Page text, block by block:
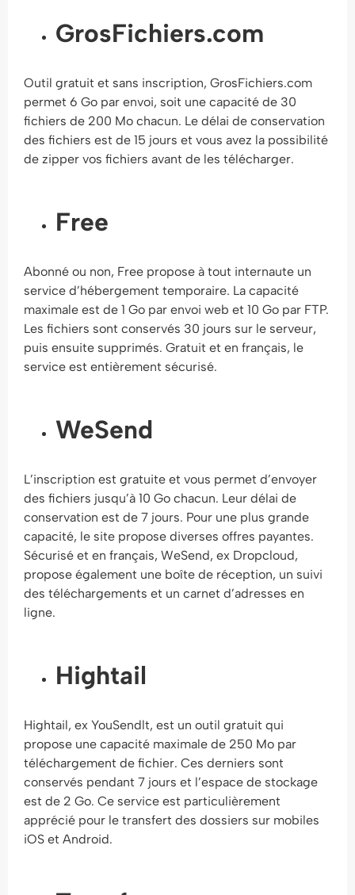
GrosFichiers.com
Outil gratuit et sans inscription, GrosFichiers.com
permet 6 Go par envoi, soit une capacité de 30
fichiers de 200 Mo chacun. Le délai de conservation
des fichiers est de 15 jours et vous avez la possibilité
de zipper vos fichiers avant de les télécharger.
Free
Abonné ou non, Free propose à tout internaute un
service d’hébergement temporaire. La capacité
maximale est de 1 Go par envoi web et 10 Go par FTP.
Les fichiers sont conservés 30 jours sur le serveur,
puis ensuite supprimés. Gratuit et en français, le
service est entièrement sécurisé.
WeSend
L’inscription est gratuite et vous permet d’envoyer
des fichiers jusqu’à 10 Go chacun. Leur délai de
conservation est de 7 jours. Pour une plus grande
capacité, le site propose diverses offres payantes.
Sécurisé et en français, WeSend, ex Dropcloud,
propose également une boîte de réception, un suivi
des téléchargements et un carnet d’adresses en
ligne.
Hightail
Hightail, ex YouSendlt, est un outil gratuit qui
propose une capacité maximale de 250 Mo par
téléchargement de fichier. Ces derniers sont
conservés pendant 7 jours et l’espace de stockage
est de 2 Go. Ce service est particulièrement
apprécié pour le transfert des dossiers sur mobiles
iOS et Android.